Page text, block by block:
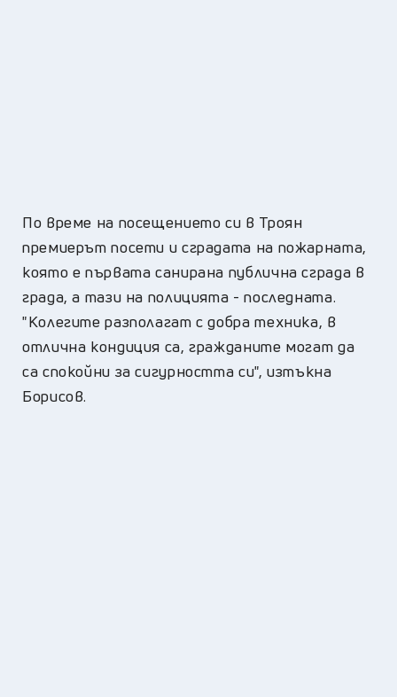
По време на посещението си в Троян
премиерът посети и сградата на пожарната,
която е първата санирана публична сграда в
града, а тази на полицията - последната.
"Колегите разполагат с добра техника, в
отлична кондиция са, гражданите могат да
са спокойни за сигурността си", изтъкна
Борисов.